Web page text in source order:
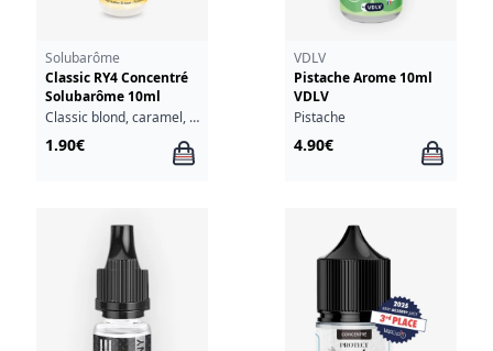
Solubarôme
Classic RY4 Concentré
Solubarôme 10ml
Classic blond, caramel, vanille
1.90€
VDLV
Pistache Arome 10ml
VDLV
Pistache
4.90€